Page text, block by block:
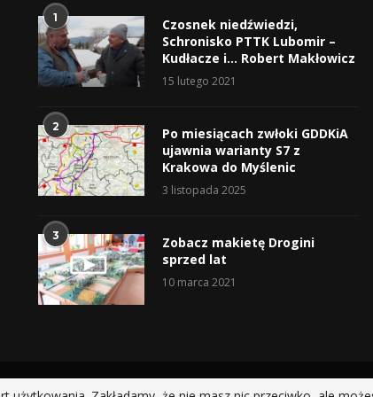
1
Czosnek niedźwiedzi,
Schronisko PTTK Lubomir –
Kudłacze i… Robert Makłowicz
15 lutego 2021
2
Po miesiącach zwłoki GDDKiA
ujawnia warianty S7 z
Krakowa do Myślenic
3 listopada 2025
3
Zobacz makietę Drogini
sprzed lat
10 marca 2021
@2019 - All Right Reserved.